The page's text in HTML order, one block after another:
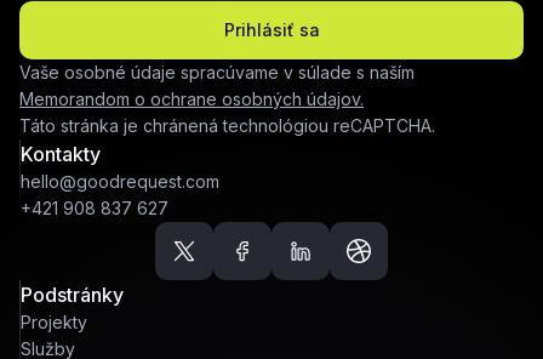
Prihlásiť sa
Vaše osobné údaje spracúvame v súlade s naším
Memorandom o ochrane osobných údajov.
Táto stránka je chránená technológiou reCAPTCHA.
Kontakty
hello@goodrequest.com
+421 908 837 627
Podstránky
Projekty
Služby